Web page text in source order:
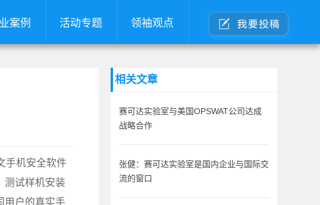
案例 活动专题 领袖观点
手机安全软件
测试样机安装
用户的真实手
相关文章
赛可达实验室与美国OPSWAT公司达成
战略合作
张健：赛可达实验室是国内企业与国际交
流的窗口